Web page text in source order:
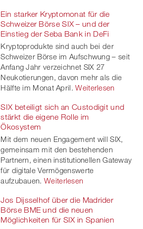
Ein starker Kryptomonat für die
Schweizer Börse SIX – und der
Einstieg der Seba Bank in DeFi
Kryptoprodukte sind auch bei der
Schweizer Börse im Aufschwung – seit
Anfang Jahr verzeichnet SIX 27
Neukotierungen, davon mehr als die
Hälfte im Monat April. Weiterlesen
SIX beteiligt sich an Custodigit und
stärkt die eigene Rolle im
Ökosystem
Mit dem neuen Engagement will SIX,
gemeinsam mit den bestehenden
Partnern, einen institutionellen Gateway
für digitale Vermögenswerte
aufzubauen. Weiterlesen
Jos Dijsselhof über die Madrider
Börse BME und die neuen
Möglichkeiten für SIX in Spanien